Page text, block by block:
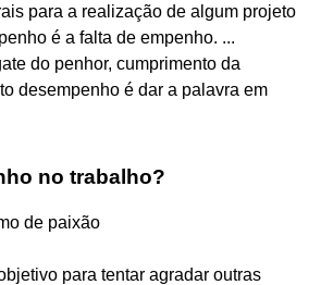
para a realização de algum projeto
é a falta de empenho. ...
do penhor, cumprimento da
desempenho é dar a palavra em
no trabalho?
de paixão
para tentar agradar outras